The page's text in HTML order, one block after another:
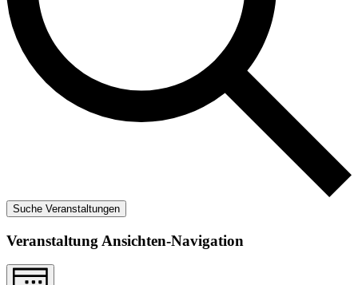
Suche Veranstaltungen
Veranstaltung Ansichten-Navigation